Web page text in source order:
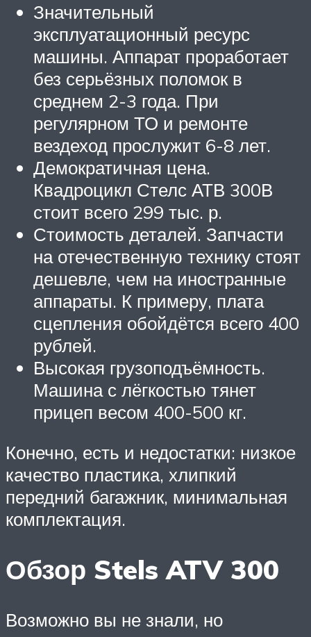
Значительный
эксплуатационный ресурс
машины. Аппарат проработает
без серьёзных поломок в
среднем 2-3 года. При
регулярном ТО и ремонте
вездеход прослужит 6-8 лет.
Демократичная цена.
Квадроцикл Стелс АТВ 300В
стоит всего 299 тыс. р.
Стоимость деталей. Запчасти
на отечественную технику стоят
дешевле, чем на иностранные
аппараты. К примеру, плата
сцепления обойдётся всего 400
рублей.
Высокая грузоподъёмность.
Машина с лёгкостью тянет
прицеп весом 400-500 кг.
Конечно, есть и недостатки: низкое
качество пластика, хлипкий
передний багажник, минимальная
комплектация.
Обзор Stels ATV 300
Возможно вы не знали, но